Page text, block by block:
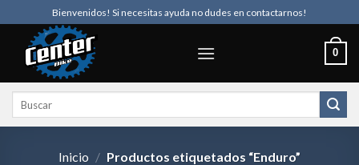
to
content
Bienvenidos! Si necesitas ayuda no dudes en contactarnos!
0
Inicio / Productos etiquetados “Enduro”